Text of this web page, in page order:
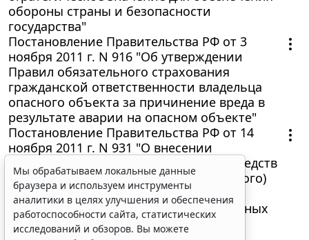
обороны страны и безопасности
государства"
Постановление Правительства РФ от 3
ноября 2011 г. N 916 "Об утверждении
Правил обязательного страхования
гражданской ответственности владельца
опасного объекта за причинение вреда в
результате аварии на опасном объекте"
Постановление Правительства РФ от 14
ноября 2011 г. N 931 "О внесении
изменений в Правила направления средств
(части средств) материнского (семейного)
капитала на получение образования
ребенком (детьми) и осуществление иных
связанных с получением образования
Мы обрабатываем локальные данные
браузера и используем инструменты
аналитики в целях улучшения и обеспечения
работоспособности сайта, статистических
исследований и обзоров. Вы можете